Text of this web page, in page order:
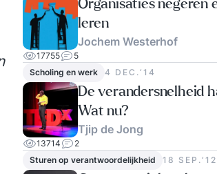
Organisaties negeren
leren
Jochem Westerhof
17755
5
Scholing en werk
4 DEC.‘14
De verandersnelheid
Wat nu?
Tjip de Jong
13714
2
Sturen op verantwoordelijkheid
18 SEP.‘12